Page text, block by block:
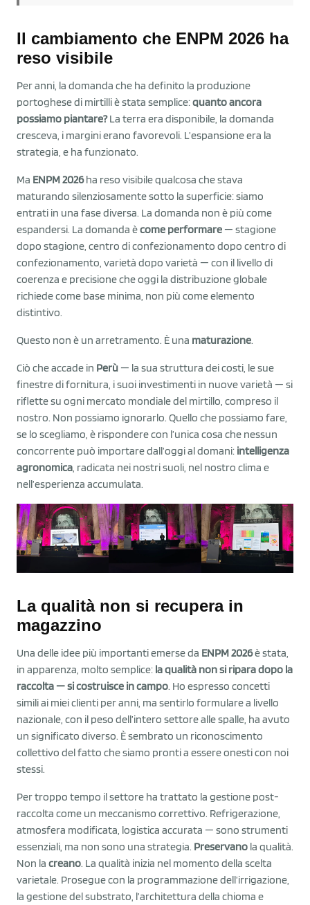
Il cambiamento che ENPM 2026 ha
reso visibile
Per anni, la domanda che ha definito la produzione
portoghese di mirtilli è stata semplice:quanto ancora
possiamo piantare?La terra era disponibile, la domanda
cresceva, i margini erano favorevoli. L’espansione era la
strategia, e ha funzionato.
Ma ENPM 2026ha reso visibile qualcosa che stava
maturando silenziosamente sotto la superficie: siamo
entrati in una fase diversa. La domanda non è più come
espandersi. La domanda ècome performare — stagione
dopo stagione, centro di confezionamento dopo centro di
confezionamento, varietà dopo varietà — con il livello di
coerenza e precisione che oggi la distribuzione globale
richiede come base minima, non più come elemento
distintivo.
Questo non è un arretramento. È una maturazione.
Ciò che accade in Perù — la sua struttura dei costi, le sue
finestre di fornitura, i suoi investimenti in nuove varietà — si
riflette su ogni mercato mondiale del mirtillo, compreso il
nostro. Non possiamo ignorarlo. Quello che possiamo fare,
se lo scegliamo, è rispondere con l’unica cosa che nessun
concorrente può importare dall’oggi al domani: intelligenza
agronomica, radicata nei nostri suoli, nel nostro clima e
nell’esperienza accumulata.
La qualità non si recupera in
magazzino
Una delle idee più importanti emerse da ENPM 2026è stata,
in apparenza, molto semplice: la qualità non si ripara dopo la
raccolta — si costruisce in campo. Ho espresso concetti
simili ai miei clienti per anni, ma sentirlo formulare a livello
nazionale, con il peso dell’intero settore alle spalle, ha avuto
un significato diverso. È sembrato un riconoscimento
collettivo del fatto che siamo pronti a essere onesti con noi
stessi.
Per troppo tempo il settore ha trattato la gestione post-
raccolta come un meccanismo correttivo. Refrigerazione,
atmosfera modificata, logistica accurata — sono strumenti
essenziali, ma non sono una strategia. Preservano la qualità.
Non la creano. La qualità inizia nel momento della scelta
varietale. Prosegue con la programmazione dell’irrigazione,
la gestione del substrato, l’architettura della chioma e